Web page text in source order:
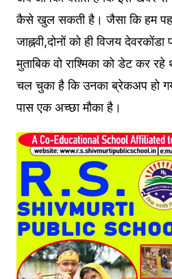
कैसे खुल सकती है। जैसा कि हम
जाह्नवी,दोनों को ही विजय
मुताबिक वो राश्मिका को डेट कर
चल चुका है कि उनका ब्रेकअप हो
पास एक अच्छा मौका है।